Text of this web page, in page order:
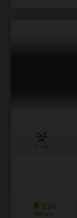
134
興味あり